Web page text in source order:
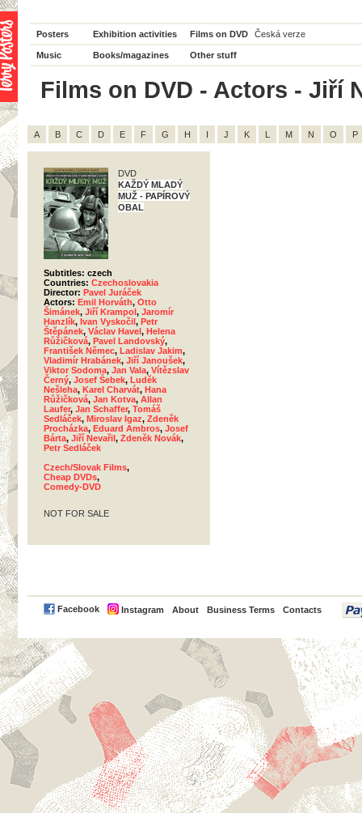
Posters Exhibition activities Films on DVD Česká verze
Music Books/magazines Other stuff
Films on DVD - Actors - Jiří
A B C D E F G H I J K L M N O P
DVD
KAŽDÝ MLADÝ
MUŽ - PAPÍROVÝ
OBAL
Subtitles: czech
Countries: Czechoslovakia
Director: Pavel Juráček
Actors: Emil Horváth, Otto
Šimánek, Jiří Krampol, Jaromír
Hanzlík, Ivan Vyskočil, Petr
Štěpánek, Václav Havel, Helena
Růžičková, Pavel Landovský,
František Němec, Ladislav Jakim,
Vladimír Hrabánek, Jiří Janoušek,
Viktor Sodoma, Jan Vala, Vítězslav
Černý, Josef Šebek, Luděk
Nešleha, Karel Charvát, Hana
Růžičková, Jan Kotva, Allan
Laufer, Jan Schaffer, Tomáš
Sedláček, Miroslav Igaz, Zdeněk
Procházka, Eduard Ambros, Josef
Bárta, Jiří Nevařil, Zdeněk Novák,
Petr Sedláček
Czech/Slovak Films,
Cheap DVDs,
Comedy-DVD
NOT FOR SALE
Facebook Instagram About Business Terms Contacts
PayPal